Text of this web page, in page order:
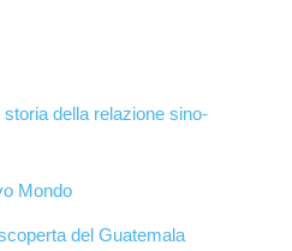
della relazione sino-
Mondo
del Guatemala